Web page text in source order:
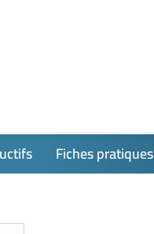
Fiches pratiques